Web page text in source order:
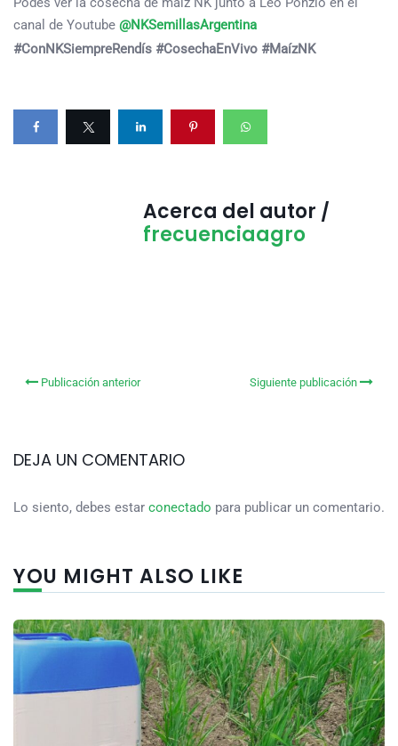
canal de Youtube @NKSemillasArgentina
#ConNKSiempreRendís #CosechaEnVivo #MaízNK
Acerca del autor /
frecuenciaagro
Publicación anterior Siguiente publicación
DEJA UN COMENTARIO
Lo siento, debes estar conectado para publicar un comentario.
YOU MIGHT ALSO LIKE